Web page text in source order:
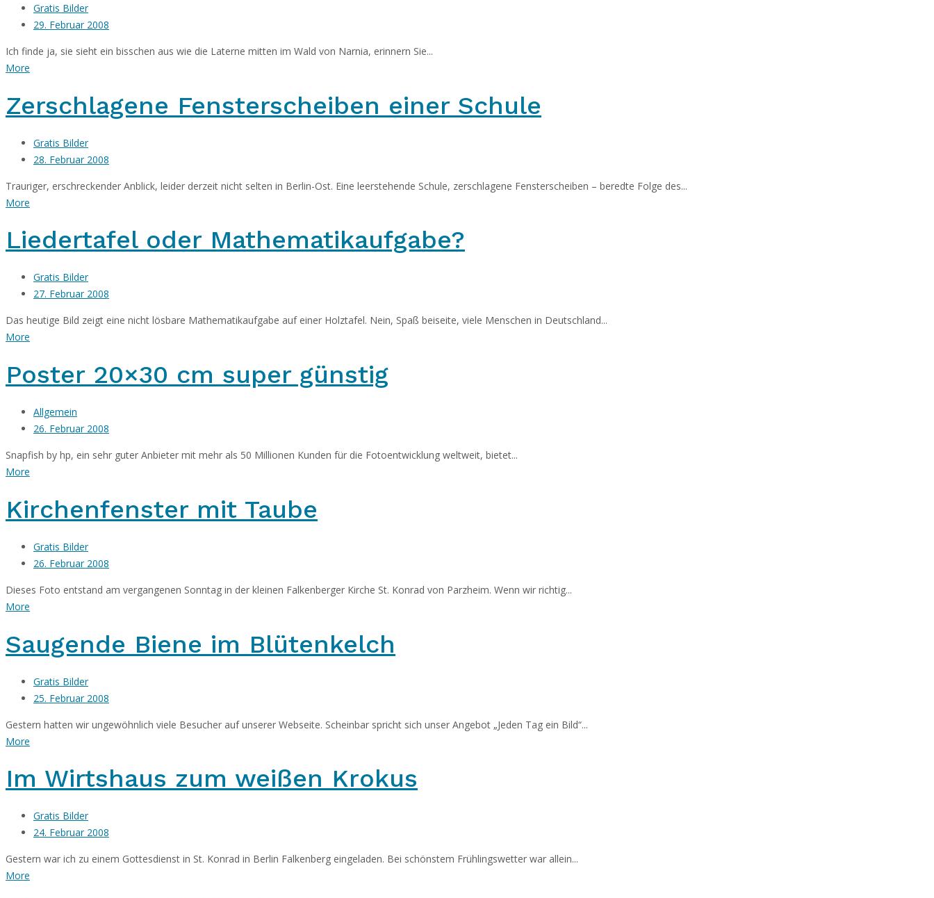
Gratis Bilder
29. Februar 2008
Ich finde ja, sie sieht ein bisschen aus wie die Laterne mitten im Wald von Narnia, erinnern Sie...
More
Zerschlagene Fensterscheiben einer Schule
Gratis Bilder
28. Februar 2008
Trauriger, erschreckender Anblick, leider derzeit nicht selten in Berlin-Ost. Eine leerstehende Schule, zerschlagene Fensterscheiben – beredte Folge des...
More
Liedertafel oder Mathematikaufgabe?
Gratis Bilder
27. Februar 2008
Das heutige Bild zeigt eine nicht lösbare Mathematikaufgabe auf einer Holztafel. Nein, Spaß beiseite, viele Menschen in Deutschland...
More
Poster 20×30 cm super günstig
Allgemein
26. Februar 2008
Snapfish by hp, ein sehr guter Anbieter mit mehr als 50 Millionen Kunden für die Fotoentwicklung weltweit, bietet...
More
Kirchenfenster mit Taube
Gratis Bilder
26. Februar 2008
Dieses Foto entstand am vergangenen Sonntag in der kleinen Falkenberger Kirche St. Konrad von Parzheim. Wenn wir richtig...
More
Saugende Biene im Blütenkelch
Gratis Bilder
25. Februar 2008
Gestern hatten wir ungewöhnlich viele Besucher auf unserer Webseite. Scheinbar spricht sich unser Angebot „Jeden Tag ein Bild“...
More
Im Wirtshaus zum weißen Krokus
Gratis Bilder
24. Februar 2008
Gestern war ich zu einem Gottesdienst in St. Konrad in Berlin Falkenberg eingeladen. Bei schönstem Frühlingswetter war allein...
More